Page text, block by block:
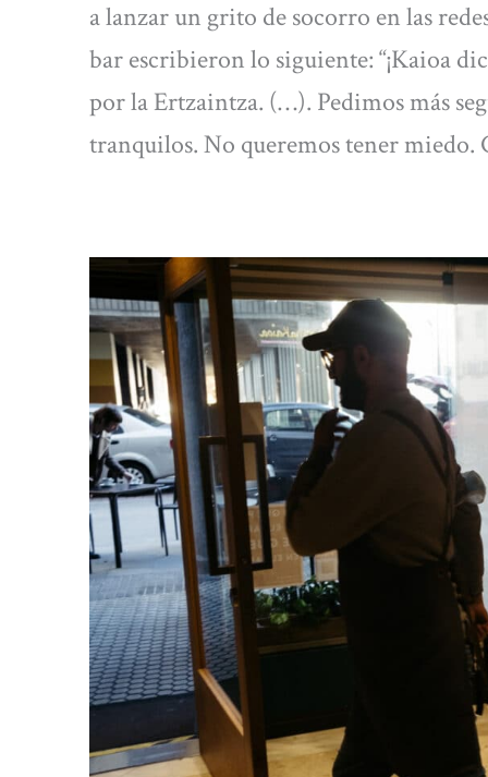
a lanzar un grito de socorro en las
bar escribieron lo siguiente: “¡Kaioa
por la Ertzaintza. (…). Pedimos más
tranquilos. No queremos tener miedo.